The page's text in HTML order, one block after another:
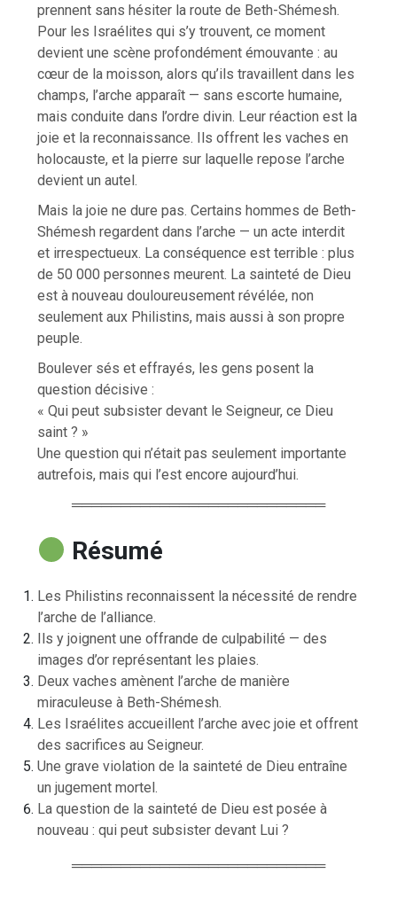
prennent sans hésiter la route de Beth-Shémesh.
Pour les Israélites qui s’y trouvent, ce moment
devient une scène profondément émouvante : au
cœur de la moisson, alors qu’ils travaillent dans les
champs, l’arche apparaît — sans escorte humaine,
mais conduite dans l’ordre divin. Leur réaction est la
joie et la reconnaissance. Ils offrent les vaches en
holocauste, et la pierre sur laquelle repose l’arche
devient un autel.
Mais la joie ne dure pas. Certains hommes de Beth-
Shémesh regardent dans l’arche — un acte interdit
et irrespectueux. La conséquence est terrible : plus
de 50 000 personnes meurent. La sainteté de Dieu
est à nouveau douloureusement révélée, non
seulement aux Philistins, mais aussi à son propre
peuple.
Boulever sés et effrayés, les gens posent la
question décisive :
« Qui peut subsister devant le Seigneur, ce Dieu
saint ? »
Une question qui n’était pas seulement importante
autrefois, mais qui l’est encore aujourd’hui.
══════════════════════════
Résumé
Les Philistins reconnaissent la nécessité de rendre
l’arche de l’alliance.
Ils y joignent une offrande de culpabilité — des
images d’or représentant les plaies.
Deux vaches amènent l’arche de manière
miraculeuse à Beth-Shémesh.
Les Israélites accueillent l’arche avec joie et offrent
des sacrifices au Seigneur.
Une grave violation de la sainteté de Dieu entraîne
un jugement mortel.
La question de la sainteté de Dieu est posée à
nouveau : qui peut subsister devant Lui ?
══════════════════════════